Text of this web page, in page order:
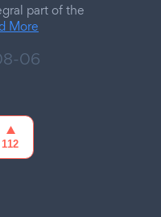
part of the
More
06